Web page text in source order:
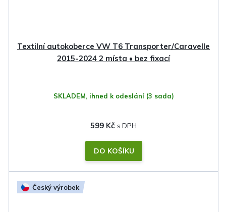
Textilní autokoberce VW T6 Transporter/Caravelle
2015-2024 2 místa • bez fixací
SKLADEM, ihned k odeslání (3 sada)
599 Kč
DO KOŠÍKU
Český výrobek